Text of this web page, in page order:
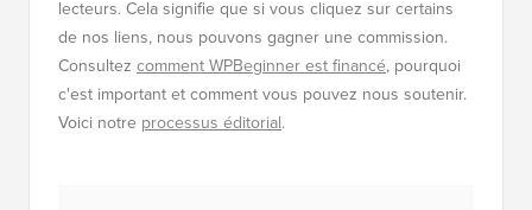
lecteurs. Cela signifie que si vous cliquez sur certains
de nos liens, nous pouvons gagner une commission.
Consultez comment WPBeginner est financé, pourquoi
c'est important et comment vous pouvez nous soutenir.
Voici notre processus éditorial.